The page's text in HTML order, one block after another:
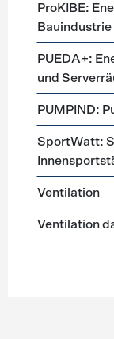
ProKIBE:
Bauindustrie
PUEDA+:
und
PUMPIND:
SportWatt:
Ventilation
Ventilation